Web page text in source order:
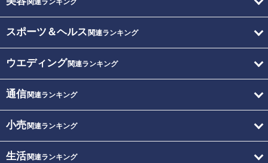
関連ランキング
スポーツ＆ヘルス 関連ランキング
ウエディング関連ランキング
通信関連ランキング
小売関連ランキング
生活関連ランキング